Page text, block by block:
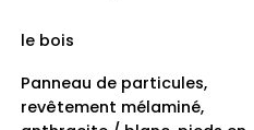
le bois
Panneau de particules,
revêtement mélaminé,